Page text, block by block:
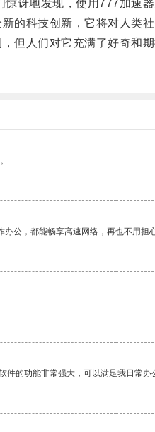
地发现，使用777加速器
科技创新，它将对人类社
人们对它充满了好奇和期
公，都能畅享高速网络，再也不用
的功能非常强大，可以满足我日常办